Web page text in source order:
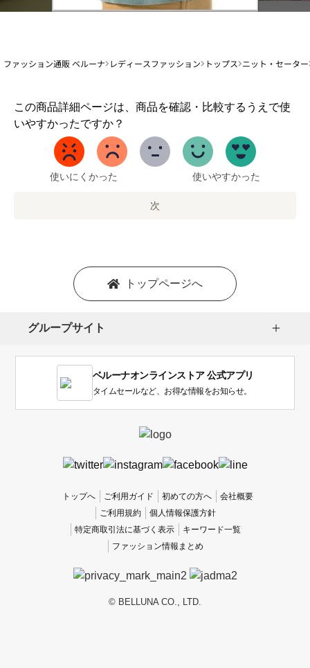
ファッション通販 ベルーナ レディースファッション トップス ニット・セーター
この商品詳細ページは、商品を確認・比較するうえで使
いやすかったですか？
1
か
い
使いにくかった 使いやすかった
次
トップページへ
グループサイト
ベルーナオンラインストア 公式アプリ
タイムセールなど、お得な情報をお知らせ。
トップへ ご利用ガイド 初めての方へ
会社概要
ご利用規約
個人情報保護方針
特定商取引法に基づく表示
キーワード一覧
ファッション情報まとめ
© BELLUNA CO., LTD.